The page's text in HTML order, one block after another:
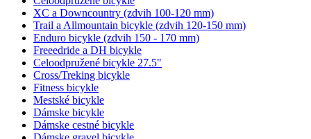
XC a Downcountry (zdvih 100-120 mm)
Trail a Allmountain bicykle (zdvih 120-150 mm)
Enduro bicykle (zdvih 150 - 170 mm)
Freeedride a DH bicykle
Celoodpružené bicykle 27.5"
Cross/Treking bicykle
Fitness bicykle
Mestské bicykle
Dámske bicykle
Dámske cestné bicykle